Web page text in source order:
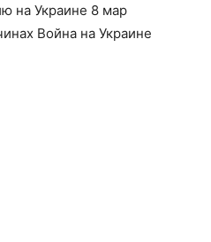
на Украине 8 мар
Война на Украине